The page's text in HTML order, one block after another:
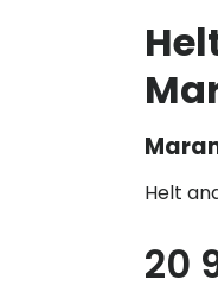
Helt
20